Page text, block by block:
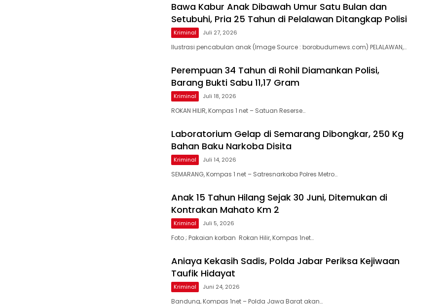
Bawa Kabur Anak Dibawah Umur Satu Bulan dan
Setubuhi, Pria 25 Tahun di Pelalawan Ditangkap Polisi
Kriminal Juli 27, 2026
Ilustrasi pencabulan anak (Image Source : borobudurnews.com) PELALAWAN,…
Perempuan 34 Tahun di Rohil Diamankan Polisi,
Barang Bukti Sabu 11,17 Gram
Kriminal Juli 18, 2026
ROKAN HILIR, Kompas 1 net – Satuan Reserse…
Laboratorium Gelap di Semarang Dibongkar, 250 Kg
Bahan Baku Narkoba Disita
Kriminal Juli 14, 2026
SEMARANG, Kompas 1 net – Satresnarkoba Polres Metro…
Anak 15 Tahun Hilang Sejak 30 Juni, Ditemukan di
Kontrakan Mahato Km 2
Kriminal Juli 5, 2026
Foto ; Pakaian korban Rokan Hilir, Kompas 1net…
Aniaya Kekasih Sadis, Polda Jabar Periksa Kejiwaan
Taufik Hidayat
Kriminal Juni 24, 2026
Bandung, Kompas 1net – Polda Jawa Barat akan…